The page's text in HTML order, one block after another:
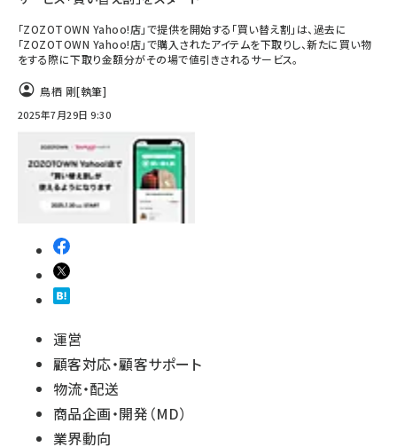
「ZOZOTOWN Yahoo!店」で提供を開始する「買い替え割」は、過去に
「ZOZOTOWN Yahoo!店」で購入されたアイテムを下取りし、新たに買い物
をする際に下取り金額分がその場で値引きされるサービス。
鳥栖 剛[執筆]
2025年7月29日 9:30
運営
顧客対応・顧客サポート
物流・配送
商品企画・開発（MD）
業界動向